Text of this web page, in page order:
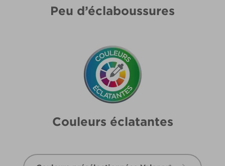
Peu d’éclaboussures
Couleurs éclatantes